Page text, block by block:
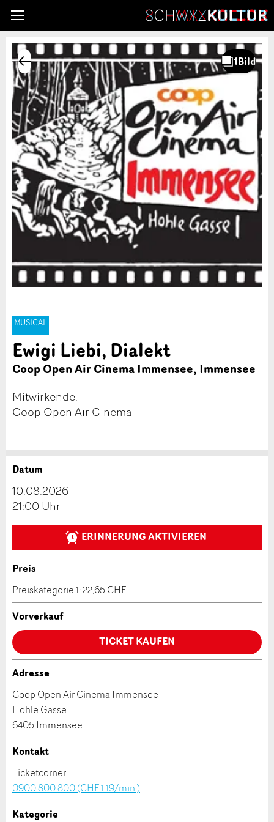
MUSICAL
Ewigi Liebi, Dialekt
Coop Open Air Cinema Immensee, Immensee
Mitwirkende:
Coop Open Air Cinema
Anzeige beanstanden
Ihr Feedback wird sehr geschätzt!
Allgemeines Feedback
Anzeige nicht mehr gültig
Nachricht
Anzeige weiterempfehlen
Empfehlen Sie diese Anzeige an Freunde weiter.
* Eingabe erforderlich
ANZEIGE WEITEREMPFEHLEN
Schliessen
Reservation
Veranstaltungsdatum *:
Anzahl der Teilnehmer *:
Vorname / Nachname *:
Firma / Organisation:
Adresszusatz:
PLZ / Ort *:
Datum
10.08.2026
21:00 Uhr
ERINNERUNG AKTIVIEREN
Preis
Preiskategorie 1: 22,65 CHF
Vorverkauf
TICKET KAUFEN
Adresse
Coop Open Air Cinema Immensee
Hohle Gasse
6405 Immensee
Kontakt
Ticketcorner
0900 800 800 (CHF 1.19/min.)
Kategorie